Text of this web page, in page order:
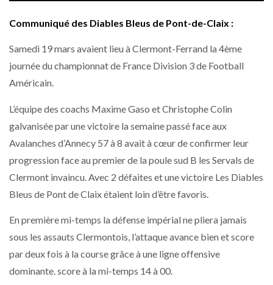
Communiqué des Diables Bleus de Pont-de-Claix :
Samedi 19 mars avaient lieu à Clermont-Ferrand la 4ème
journée du championnat de France Division 3 de Football
Américain.
L’équipe des coachs Maxime Gaso et Christophe Colin
galvanisée par une victoire la semaine passé face aux
Avalanches d’Annecy 57 à 8 avait à cœur de confirmer leur
progression face au premier de la poule sud B les Servals de
Clermont invaincu. Avec 2 défaites et une victoire Les Diables
Bleus de Pont de Claix étaient loin d’être favoris.
En première mi-temps la défense impérial ne pliera jamais
sous les assauts Clermontois, l’attaque avance bien et score
par deux fois à la course grâce à une ligne offensive
dominante. score à la mi-temps 14 à 00.